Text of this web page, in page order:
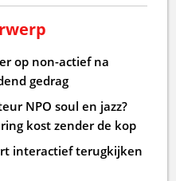
op non-actief na
gedrag
NPO soul en jazz?
kost zender de kop
interactief terugkijken